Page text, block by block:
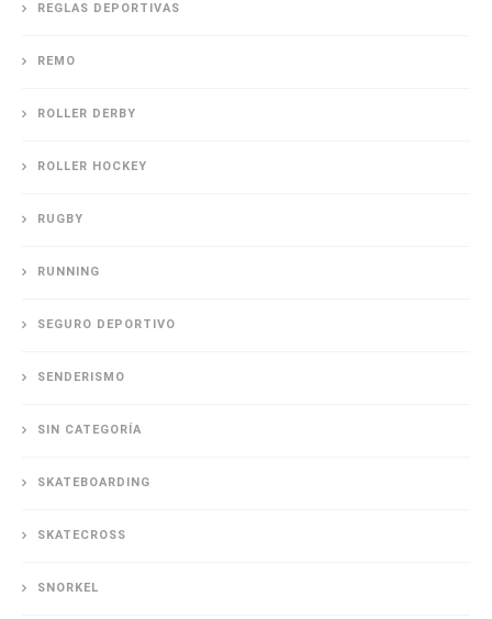
REGLAS DEPORTIVAS
REMO
ROLLER DERBY
ROLLER HOCKEY
RUGBY
RUNNING
SEGURO DEPORTIVO
SENDERISMO
SIN CATEGORÍA
SKATEBOARDING
SKATECROSS
SNORKEL